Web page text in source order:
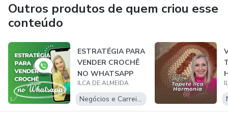
Outros produtos de quem criou esse
conteúdo
ESTRATÉGIA PARA
VENDER CROCHÊ
NO WHATSAPP
ILCA DE ALMEIDA
Negócios e Carreira